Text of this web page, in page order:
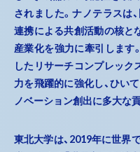
されました。ナノテラスは
連携による共創活動の核と
産業化を強力に牽引します
したリサーチコンプレック
力を飛躍的に強化し、ひい
ノベーション創出に多大な
東北大学は、2019年に世界